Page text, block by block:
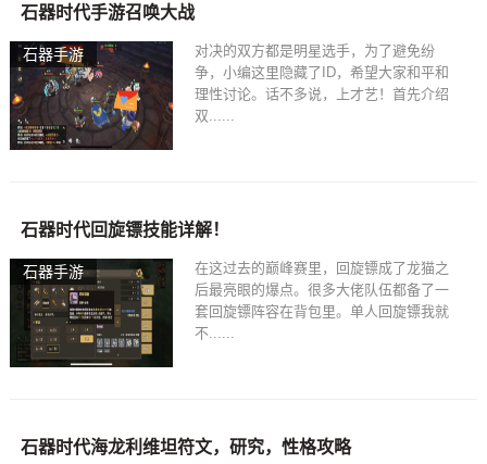
石器手游
石器时代手游召唤大战
对决的双方都是明星选手，为了避免纷
争，小编这里隐藏了ID，希望大家和平和
理性讨论。话不多说，上才艺！首先介绍
双......
石器手游
石器时代回旋镖技能详解！
在这过去的巅峰赛里，回旋镖成了龙猫之
后最亮眼的爆点。很多大佬队伍都备了一
套回旋镖阵容在背包里。单人回旋镖我就
不......
石器时代海龙利维坦符文，研究，性格攻略